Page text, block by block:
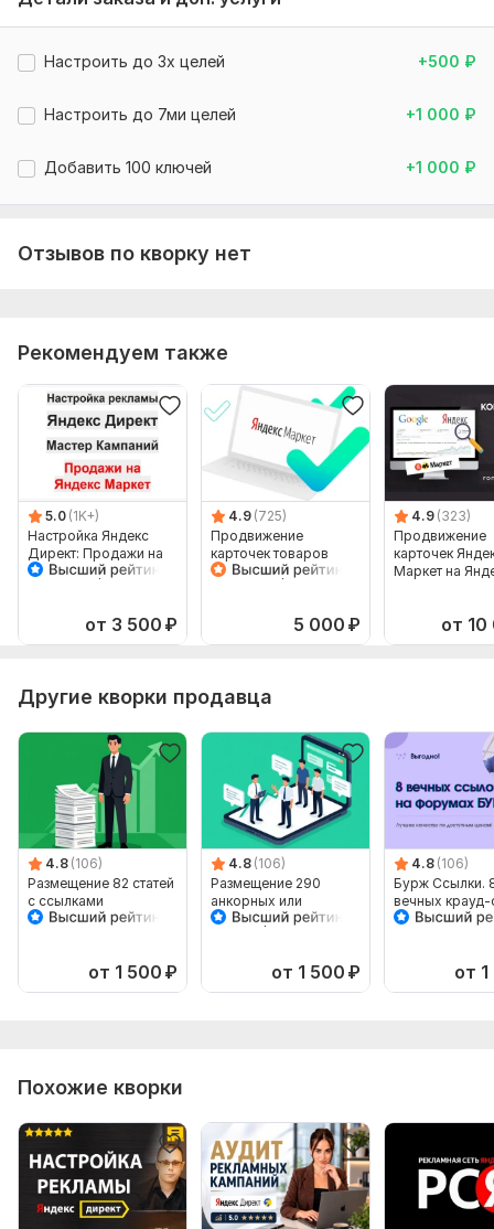
дней ведения
Нужно для заказа:
необходимости - см. доп. опцию)
Регион показа
Тип: Создание и настройка
Настроить до 3х целей +500 ₽
Настроить до 7ми целей +1 000 ₽
Добавить 100 ключей +1 000 ₽
Отзывов по кворку нет
Рекомендуем также
5.0 (1K+)
Настройка Яндекс
Директ: Продажи на
Яндекс Маркет
от 3 500 ₽
4.9 (725)
Продвижение
карточек товаров
Яндекс Маркет в
5 000 ₽
4.9 (323)
Продвижение
карточек
Маркет на
от
Другие кворки продавца
4.8 (106)
Размещение 82 статей
с ссылками
от 1 500 ₽
4.8 (106)
Размещение 290
анкорных или
безанкорных ссылок
от 1 500 ₽
4.8 (106)
Бурж Ссылки.
вечных крауд-
Англоязычные
от
Похожие кворки